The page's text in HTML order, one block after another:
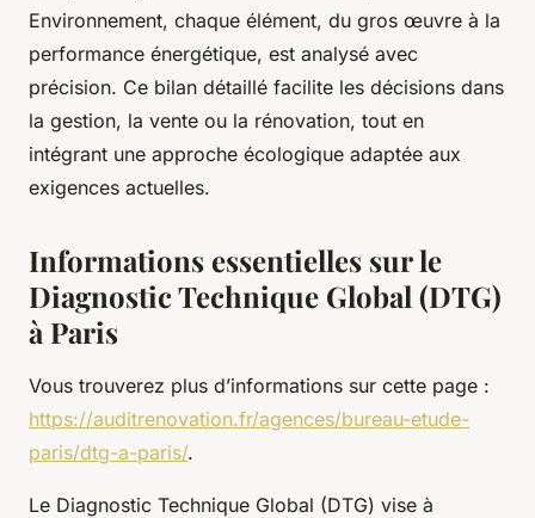
Environnement, chaque élément, du gros œuvre à la
performance énergétique, est analysé avec
précision. Ce bilan détaillé facilite les décisions dans
la gestion, la vente ou la rénovation, tout en
intégrant une approche écologique adaptée aux
exigences actuelles.
Informations essentielles sur le
Diagnostic Technique Global (DTG)
à Paris
Vous trouverez plus d’informations sur cette page :
https://auditrenovation.fr/agences/bureau-etude-
paris/dtg-a-paris/.
Le Diagnostic Technique Global (DTG) vise à